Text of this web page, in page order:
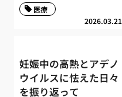
2026.03.21
医療
妊娠中の高熱とアデノ
ウイルスに怯えた日々
を振り返って